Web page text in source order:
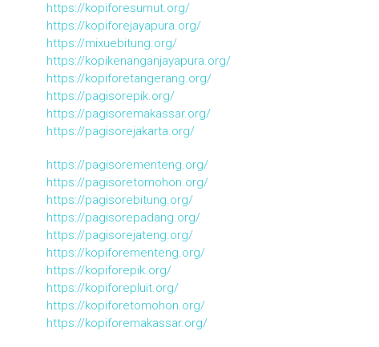
https://kopiforesumut.org/
https://kopiforejayapura.org/
https://mixuebitung.org/
https://kopikenanganjayapura.org/
https://kopiforetangerang.org/
https://pagisorepik.org/
https://pagisoremakassar.org/
https://pagisorejakarta.org/
https://pagisorementeng.org/
https://pagisoretomohon.org/
https://pagisorebitung.org/
https://pagisorepadang.org/
https://pagisorejateng.org/
https://kopiforementeng.org/
https://kopiforepik.org/
https://kopiforepluit.org/
https://kopiforetomohon.org/
https://kopiforemakassar.org/